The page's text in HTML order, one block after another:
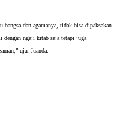
bangsa dan agamanya, tidak bisa dipaksakan
dengan ngaji kitab saja tetapi juga
ujar Juanda.